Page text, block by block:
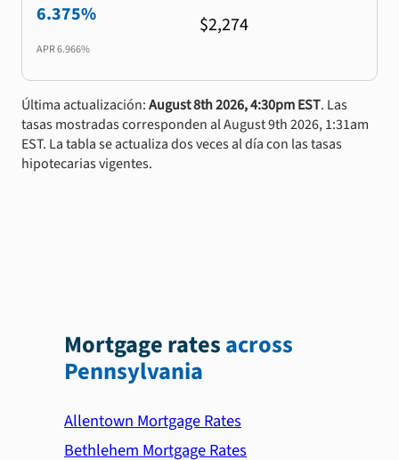
6.375%
APR6.966%
$2,274
Última actualización:August 8th 2026, 4:30pm EST. Las
tasas mostradas corresponden al August 9th 2026, 1:31am
EST. La tabla se actualiza dos veces al día con las tasas
hipotecarias vigentes.
Mortgage ratesacross
Pennsylvania
Allentown Mortgage Rates
Bethlehem Mortgage Rates